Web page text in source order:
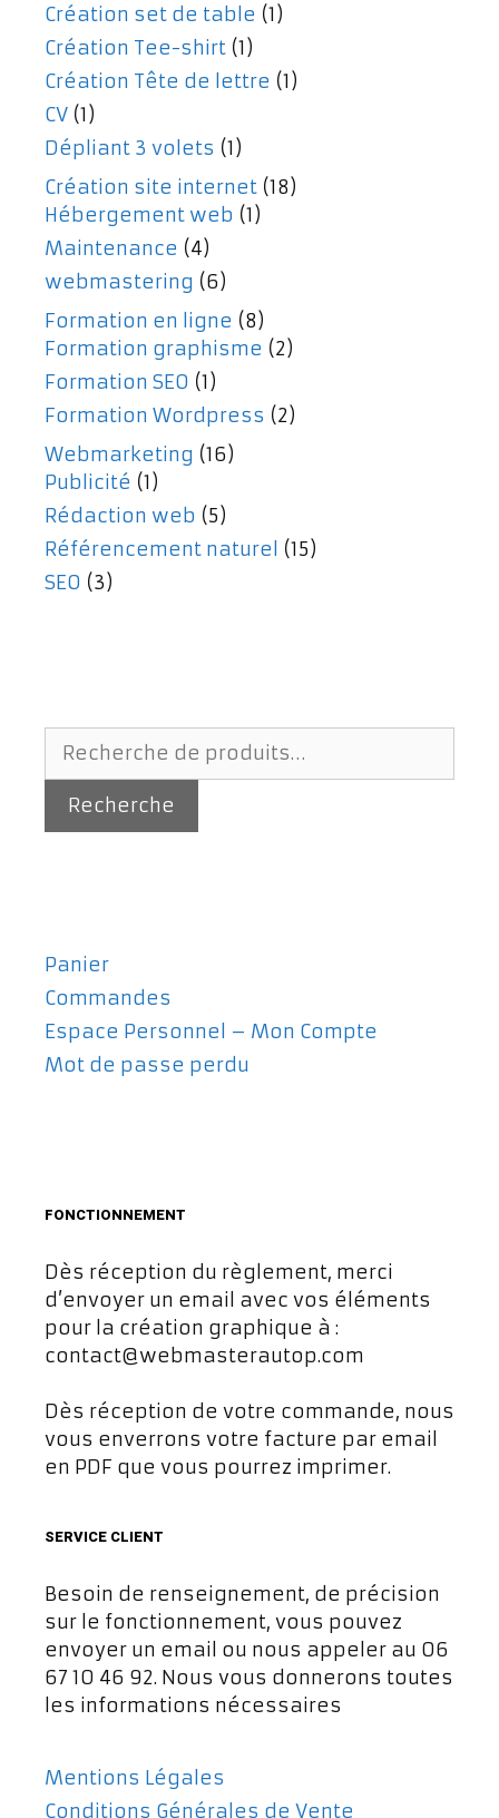
Création set de table (1)
Création Tee-shirt (1)
Création Tête de lettre (1)
CV (1)
Dépliant 3 volets (1)
Création site internet (18)
Hébergement web (1)
Maintenance (4)
webmastering (6)
Formation en ligne (8)
Formation graphisme (2)
Formation SEO (1)
Formation Wordpress (2)
Webmarketing (16)
Publicité (1)
Rédaction web (5)
Référencement naturel (15)
SEO (3)
Recherche
pour :
Recherche
Panier
Commandes
Espace Personnel – Mon Compte
Mot de passe perdu
FONCTIONNEMENT
Dès réception du règlement, merci
d’envoyer un email avec vos éléments
pour la création graphique à :
contact@webmasterautop.com
Dès réception de votre commande, nous
vous enverrons votre facture par email
en PDF que vous pourrez imprimer.
SERVICE CLIENT
Besoin de renseignement, de précision
sur le fonctionnement, vous pouvez
envoyer un email ou nous appeler au 06
67 10 46 92. Nous vous donnerons toutes
les informations nécessaires
Mentions Légales
Conditions Générales de Vente